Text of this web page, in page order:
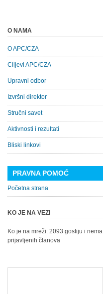
O NAMA
O APC/CZA
Ciljevi APC/CZA
Upravni odbor
Izvršni direktor
Stručni savet
Aktivnosti i rezultati
Bliski linkovi
PRAVNA POMOĆ
Početna strana
KO JE NA VEZI
Ko je na mreži: 2093 gostiju i nema
prijavljenih članova